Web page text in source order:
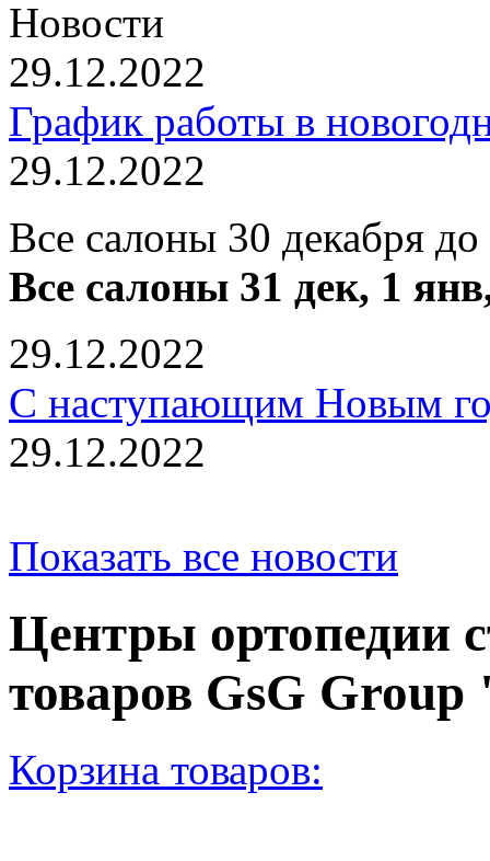
Новости
29.12.2022
График работы в
29.12.2022
Все салоны 30 декабря
Все салоны 31 дек, 1
29.12.2022
С наступающим Новым
29.12.2022
Показать все новости
Центры ортопедии
товаров GsG
Корзина товаров: